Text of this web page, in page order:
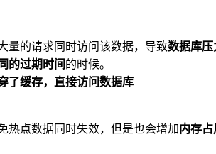
量的请求同时访问该数据，导致数据库
的过期时间 的时候。
了缓存，直接访问数据库
热点数据同时失效，但是也会增加内存